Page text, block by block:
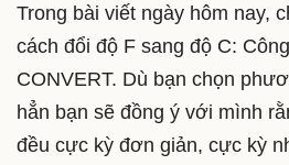
Trong bài viết ngày hôm nay,
cách đổi độ F sang độ C:
CONVERT. Dù bạn chọn
hẳn bạn sẽ đồng ý với mình
đều cực kỳ đơn giản, cực kỳ